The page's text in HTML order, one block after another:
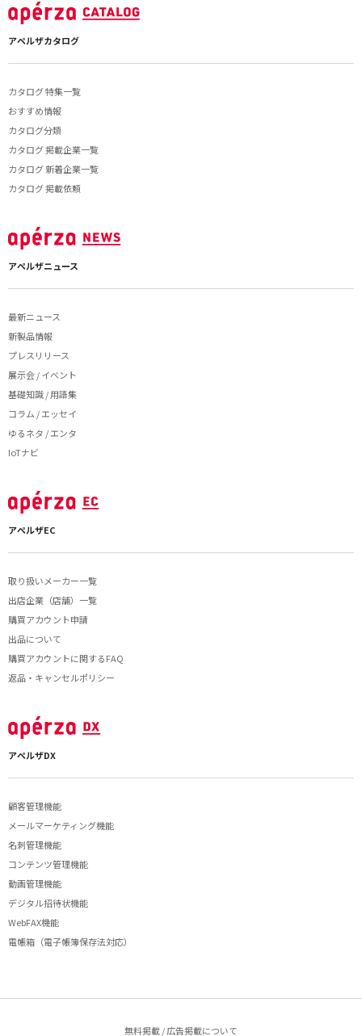
アペルザカタログ
カタログ 特集一覧
おすすめ情報
カタログ分類
カタログ 掲載企業一覧
カタログ 新着企業一覧
カタログ 掲載依頼
アペルザニュース
最新ニュース
新製品情報
プレスリリース
展示会 / イベント
基礎知識 / 用語集
コラム / エッセイ
ゆるネタ / エンタ
IoTナビ
アペルザEC
取り扱いメーカー一覧
出店企業（店舗）一覧
購買アカウント申請
出品について
購買アカウントに関するFAQ
返品・キャンセルポリシー
アペルザDX
顧客管理機能
メールマーケティング機能
名刺管理機能
コンテンツ管理機能
動画管理機能
デジタル招待状機能
WebFAX機能
電帳箱（電子帳簿保存法対応）
無料掲載 / 広告掲載について